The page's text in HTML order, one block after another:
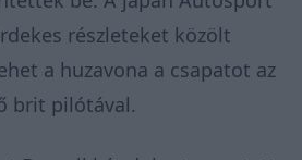
részleteket közölt
a huzavona a csapatot az
brit pilótával.